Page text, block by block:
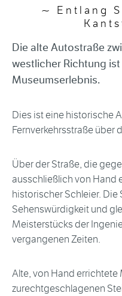
Entlang
Die alte Autostraße
westlicher Richtung ist
Museumserlebnis.
Dies ist eine historische
Fernverkehrsstraße über
Über der Straße, die
ausschließlich von Hand
historischer Schleier. Die
Sehenswürdigkeit und
Meisterstücks der
vergangenen Zeiten.
Alte, von Hand errichtete
zurechtgeschlagenen